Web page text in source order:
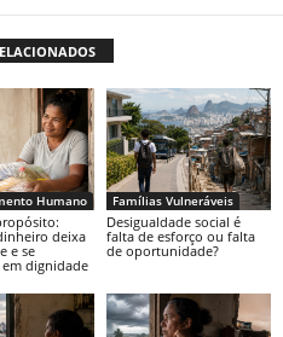
Humano
deixa
e se
dignidade
Famílias Vulneráveis
Desigualdade social é
falta de esforço ou falta
de oportunidade?